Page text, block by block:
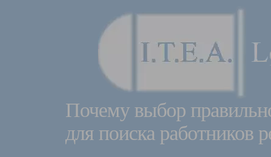
Почему выбор
для поиска работников